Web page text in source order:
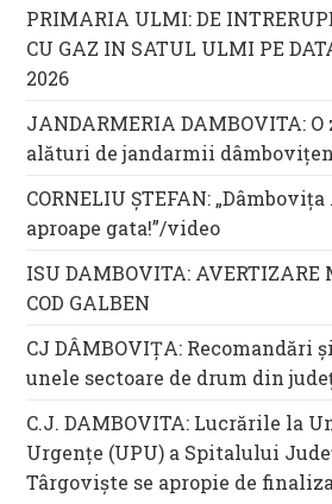
PRIMARIA ULMI: DE
CU GAZ IN SATUL ULMI PE
2026
JANDARMERIA DAMBOVITA:
alături de jandarmii
CORNELIU ȘTEFAN:
aproape gata!”/video
ISU DAMBOVITA: AVERTIZARE
COD GALBEN
CJ DÂMBOVIȚA: Recomandări
unele sectoare de drum din
C.J. DAMBOVITA: Lucrările la
Urgențe (UPU) a Spitalului
Târgoviște se apropie de